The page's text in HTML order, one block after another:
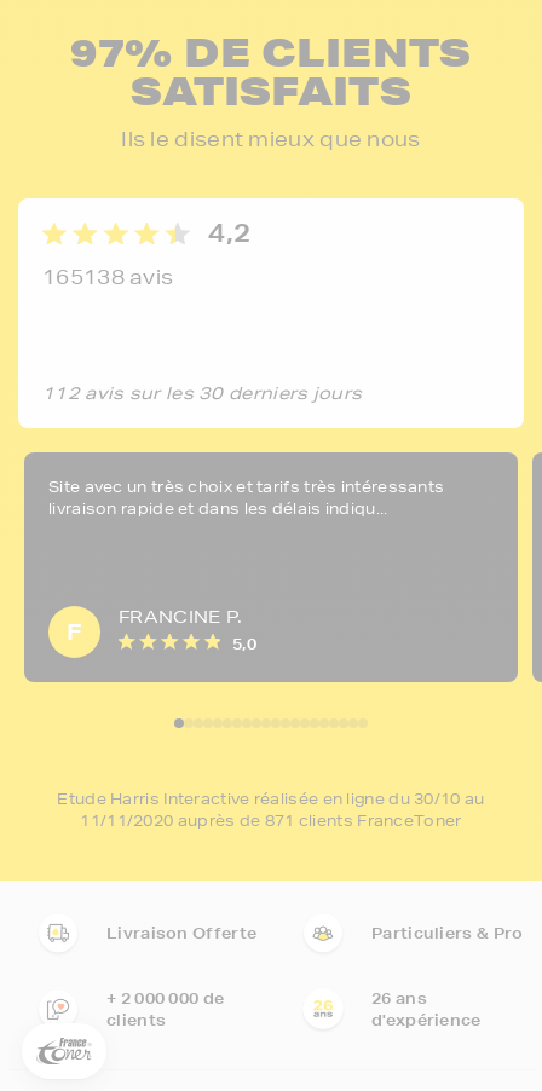
97% DE CLIENTS
SATISFAITS
Ils le disent mieux que nous
4,2
165138 avis
112 avis sur les 30 derniers jours
Site avec un très choix et tarifs très intéressants
livraison rapide et dans les délais indiqu...
F
FRANCINE P.
5,0
Etude Harris Interactive réalisée en ligne du 30/10 au
11/11/2020 auprès de 871 clients FranceToner
Livraison Offerte Particuliers & Pro
+ 2 000 000 de
clients
26 ans
d'expérience
commande !
Inscrivez-vous à notre newsletter, suivez notre actualité et
bénéficiez immédiatement
d’une remise de 5€sur votre 1ère
commande * !